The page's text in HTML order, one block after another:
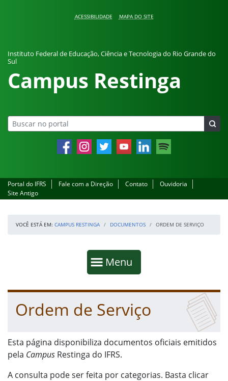
ACESSIBILIDADE MAPA DO SITE
Instituto Federal de Educação, Ciência e Tecnologia do Rio Grande do
Sul
Campus Restinga
FacebookInstagramTwitter YouTube LinkedIn Spotify
Portal do IFRS Fale com a Direção Contato
Ouvidoria
Site Antigo
VOCÊ ESTÁ EM: CAMPUS RESTINGA DOCUMENTOS ORDEM DE SERVIÇO
Mostrar
Menu
Fim da navegação
Início do conteúdo
Ordem de Serviço
Esta página disponibiliza documentos oficiais emitidos
pela Campus Restinga do IFRS.
A consulta pode ser feita por categorias. Basta clicar